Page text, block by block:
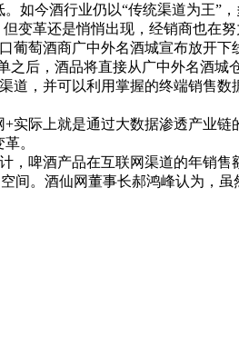
今酒行业仍以“传统渠道为王”
变革还是悄悄出现，经销商也在努
萄酒商广中外名酒城宣布放开下
后，酒品将直接从广中外名酒
道，并可以利用掌握的终端销售数
际上就是通过大数据渗透产业链
。
酒产品在互联网渠道的年销售
间。酒仙网董事长郝鸿峰认为，